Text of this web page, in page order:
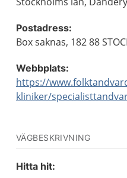
Postadress:
Box saknas, 182 88
Webbplats:
https://
kliniker/
VÄGBESKRIVNING
Hitta hit: